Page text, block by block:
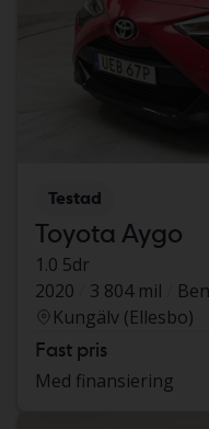
Testad
Toyota Aygo
1.0 5dr
2020
3 804 mil
Kungälv (Ellesbo)
Fast pris
Med finansiering